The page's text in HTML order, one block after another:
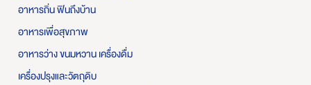
อาหารถิ่น ฟินถึงบ้าน
อาหารเพื่อสุขภาพ
อาหารว่าง ขนมหวาน เครื่องดื่ม
เครื่องปรุงและวัตถุดิบ